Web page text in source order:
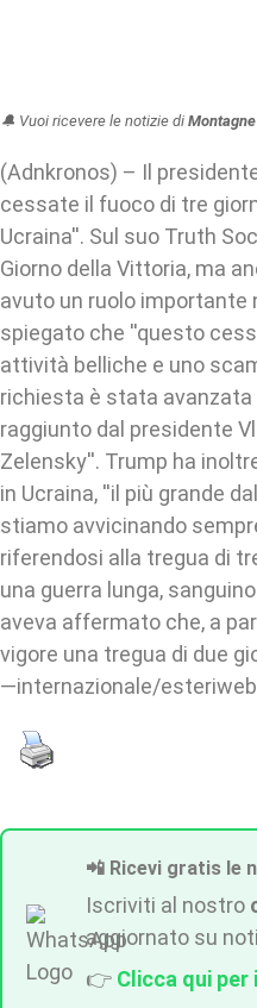
🔔 Vuoi ricevere le notizie di
(Adnkronos) – Il
cessate il fuoco di tre
Ucraina''. Sul suo Truth
Giorno della Vittoria, ma
avuto un ruolo importante
spiegato che ''questo
attività belliche e uno
richiesta è stata
raggiunto dal presidente
Zelensky''. Trump ha
in Ucraina, ''il più grande
stiamo avvicinando
riferendosi alla tregua di
una guerra lunga,
aveva affermato che, a
vigore una tregua di due
—internazionale/
📲 Ricevi gratis le
Iscriviti al nostro
aggiornato su
👉 Clicca qui